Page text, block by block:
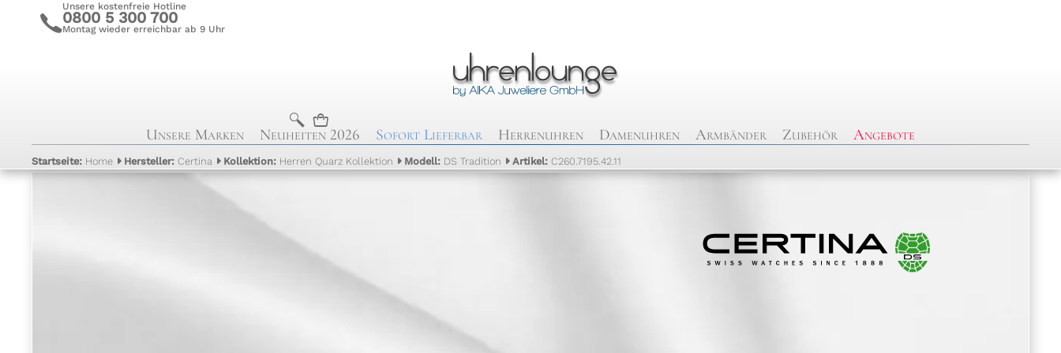
c
Unsere kostenfreie Hotline
0800 5 300 700
Montag wieder erreichbar ab 9 Uhr
b n
Unsere Marken Neuheiten 2026 Sofort Lieferbar Herrenuhren Damenuhren Armbänder Zubehör Angebote
Startseite: Home Hersteller: Certina Kollektion: Herren Quarz Kollektion Modell: DS Tradition Artikel: C260.7195.42.11